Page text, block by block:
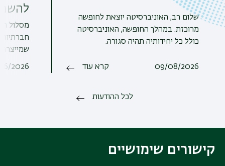
שלום רב, האוניברסיטה יוצאת לחופשה
מרוכזת. במהלך החופשה, האוניברסיטה
כולל כל יחידותיה תהיה סגורה.
09/08/2026 קרא עוד
מסלול
חברתיות
שמייצרת
2026
לכל ההודעות
קישורים שימושיים